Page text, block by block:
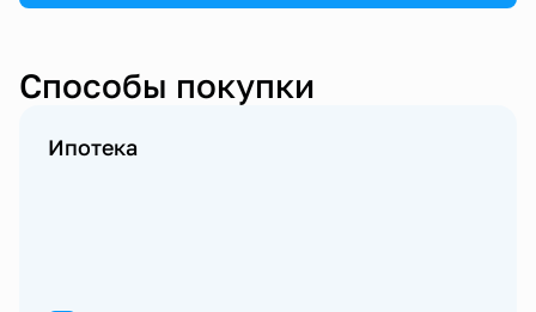
Способы покупки
Ипотека